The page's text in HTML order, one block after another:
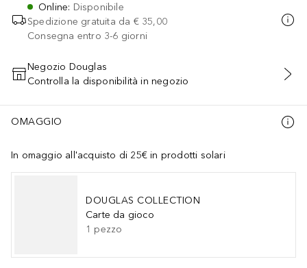
Online: Disponibile
Spedizione gratuita da € 35,00
Consegna entro 3-6 giorni
AGGIUNGI AL CARRELLO
Negozio Douglas
Controlla la disponibilità in negozio
OMAGGIO
In omaggio all'acquisto di 25€ in prodotti solari
DOUGLAS COLLECTION
Carte da gioco
1 pezzo